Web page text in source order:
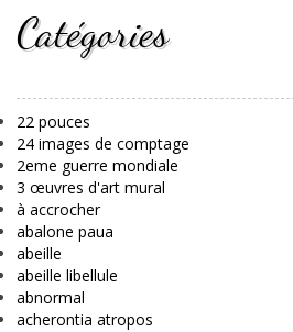
Catégories
22 pouces
24 images de comptage
2eme guerre mondiale
3 œuvres d'art mural
à accrocher
abalone paua
abeille
abeille libellule
abnormal
acherontia atropos